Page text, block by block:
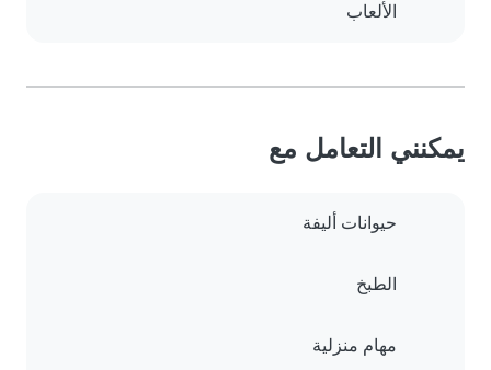
الألعاب
يمكنني التعامل مع
حيوانات أليفة
الطبخ
مهام منزلية